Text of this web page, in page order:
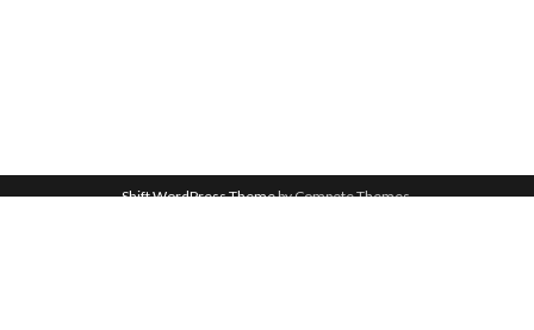
Shift WordPress Themeby Compete Themes.